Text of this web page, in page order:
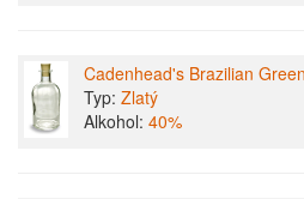
Cadenhead's Brazilian
Typ: Zlatý
Alkohol: 40%